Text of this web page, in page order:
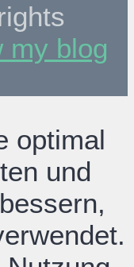
my blog
optimal
und